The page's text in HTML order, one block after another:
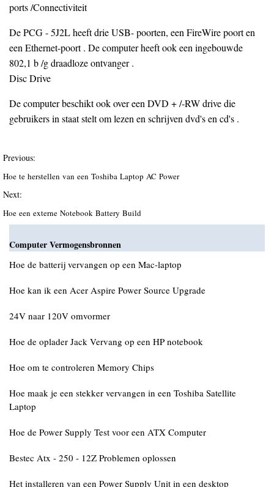
ports /Connectiviteit
De PCG - 5J2L heeft drie USB- poorten, een FireWire poort en
een Ethernet-poort . De computer heeft ook een ingebouwde
802,1 b /g draadloze ontvanger .
Disc Drive
De computer beschikt ook over een DVD + /-RW drive die
gebruikers in staat stelt om lezen en schrijven dvd's en cd's .
Previous:
Hoe te herstellen van een Toshiba Laptop AC Power
Next:
Hoe een externe Notebook Battery Build
Computer Vermogensbronnen
Hoe de batterij vervangen op een Mac-laptop
Hoe kan ik een Acer Aspire Power Source Upgrade
24V naar 120V omvormer
Hoe de oplader Jack Vervang op een HP notebook
Hoe om te controleren Memory Chips
Hoe maak je een stekker vervangen in een Toshiba Satellite
Laptop
Hoe de Power Supply Test voor een ATX Computer
Bestec Atx - 250 - 12Z Problemen oplossen
Het installeren van een Power Supply Unit in een desktop